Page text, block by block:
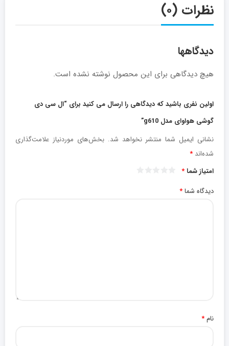
نظرات (۰)
دیدگاهها
هیچ دیدگاهی برای این محصول نوشته نشده است.
اولین نفری باشید که دیدگاهی را ارسال می کنید برای “ال سی دی
گوشی هواوای مدل g610”
نشانی ایمیل شما منتشر نخواهد شد. بخش‌های موردنیاز علامت‌گذاری
شده‌اند *
امتیاز شما*
دیدگاه شما*
نام*